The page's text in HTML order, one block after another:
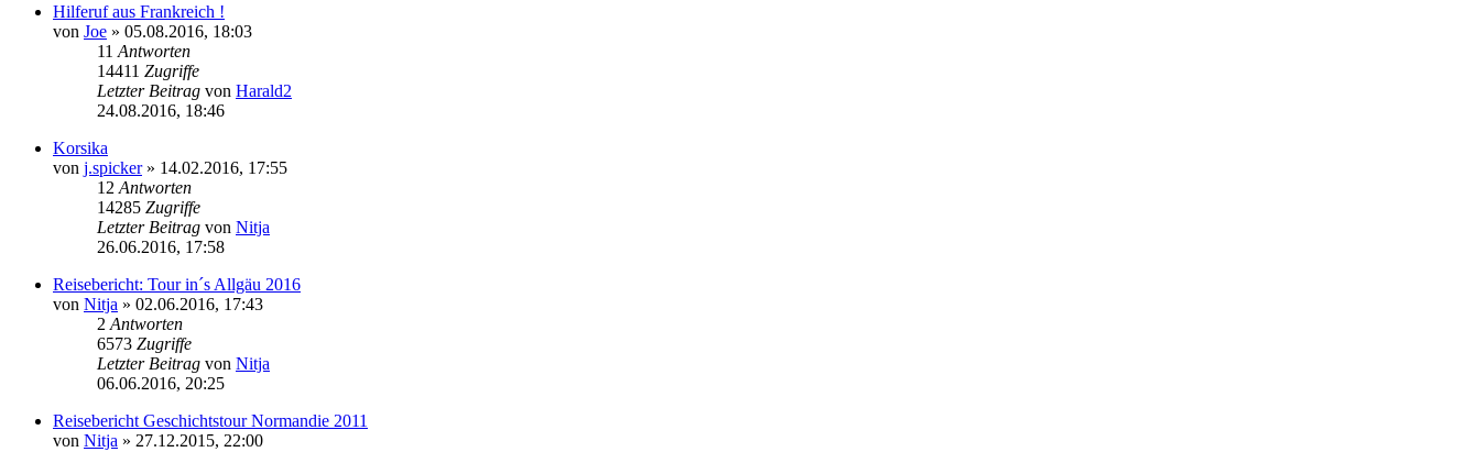
Hilferuf aus Frankreich !
von Joe » 05.08.2016, 18:03
11 Antworten
14411 Zugriffe
Letzter Beitrag von Harald2
24.08.2016, 18:46
Korsika
von j.spicker» 14.02.2016, 17:55
12 Antworten
14285 Zugriffe
Letzter Beitrag von Nitja
26.06.2016, 17:58
Reisebericht: Tour in´s Allgäu 2016
von Nitja » 02.06.2016, 17:43
2 Antworten
6573 Zugriffe
Letzter Beitrag von Nitja
06.06.2016, 20:25
Reisebericht Geschichtstour Normandie 2011
von Nitja » 27.12.2015, 22:00